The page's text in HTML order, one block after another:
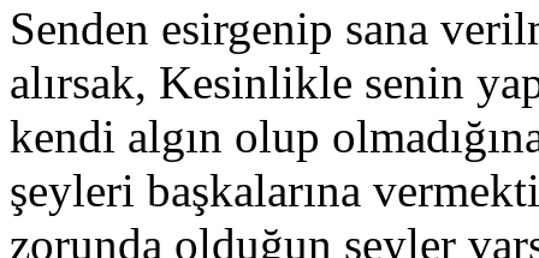
Senden esirgenip sana
alırsak, Kesinlikle senin
kendi algın olup
şeyleri başkalarına
zorunda olduğun şeyler